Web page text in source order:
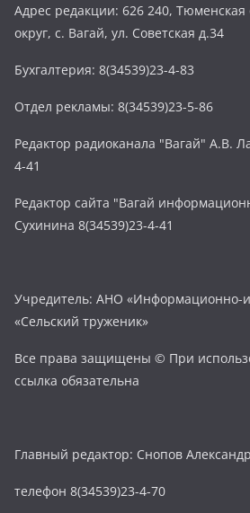
Адрес редакции: 626 240, Тюменская
округ, с. Вагай, ул. Советская д.34
Бухгалтерия: 8(34539)23-4-83
Отдел рекламы: 8(34539)23-5-86
Редактор радиоканала "Вагай" А.В.
4-41
Редактор сайта "Вагай
Сухинина 8(34539)23-4-41
Учредитель: АНО «Информационно-
«Сельский труженик»
Все права защищены © При
ссылка обязательна
Главный редактор: Снопов
телефон 8(34539)23-4-70